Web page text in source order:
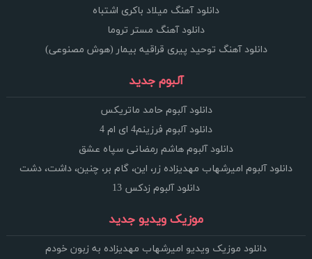
دانلود آهنگ میلاد باکری اشتباه
دانلود آهنگ مستر تروما
دانلود آهنگ توحید پیری قراقیه بیمار (هوش مصنوعی)
آلبوم جدید
دانلود آلبوم حامد ماتریکس
دانلود آلبوم فرزینم4 ای ام 4
دانلود آلبوم هاشم رمضانی سپاه عشق
دانلود آلبوم امیرشهاب مهدیزاده زر، این، گام بر، چنین، داشت، دشت
دانلود آلبوم زدکس 13
موزیک ویدیو جدید
دانلود موزیک ویدیو امیرشهاب مهدیزاده به زبون خودم